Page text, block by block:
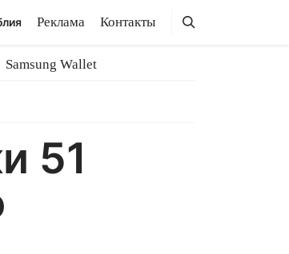
Реклама Контакты Поиск
Поиск
Samsung Wallet
51